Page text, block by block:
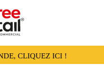
CLIQUEZ ICI !